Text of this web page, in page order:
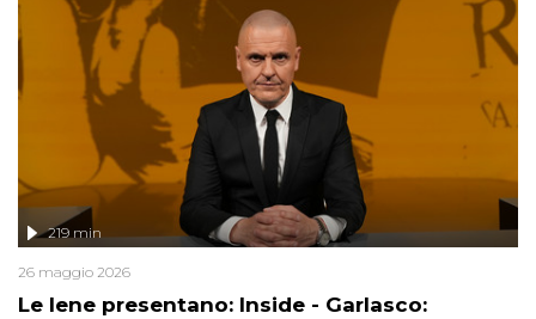
Le Iene presentano: Inside - Garlasco:
219 min
26 maggio 2026